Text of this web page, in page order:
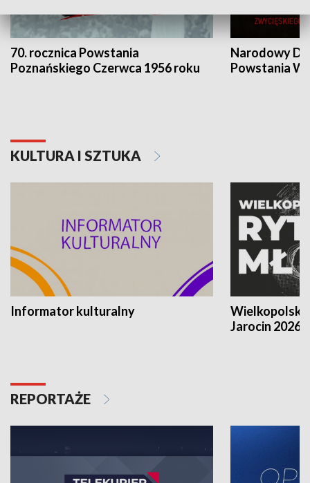
70. rocznica Powstania
Poznańskiego Czerwca 1956 roku
Narodowy
Powstania
KULTURA I SZTUKA
Informator kulturalny
Jarocin 2026
REPORTAŻE